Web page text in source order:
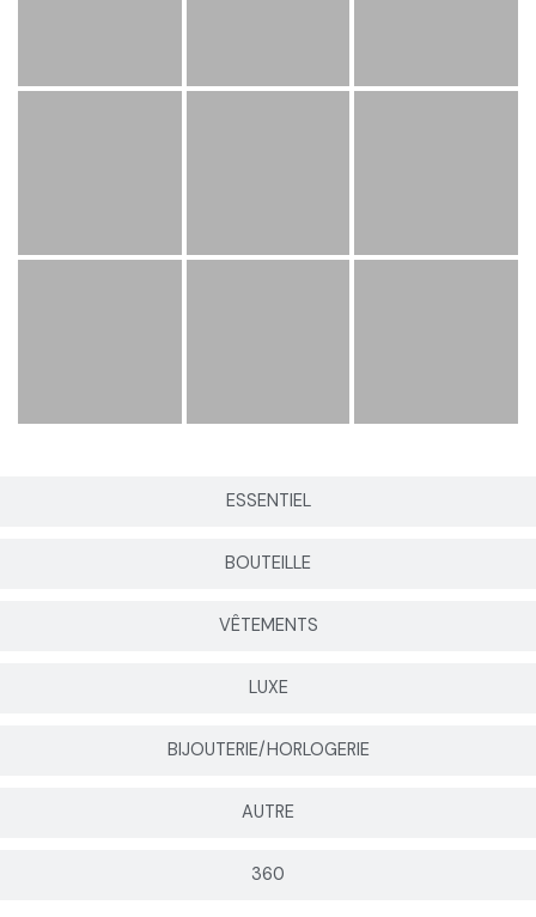
ESSENTIEL
BOUTEILLE
VÊTEMENTS
LUXE
BIJOUTERIE/HORLOGERIE
AUTRE
360